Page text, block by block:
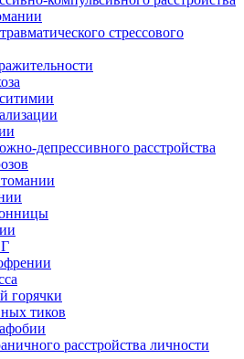
стрессового
депрессивного расстройства
горячки
тиков
расстройства личности